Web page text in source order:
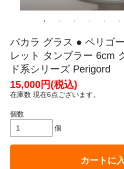
バカラ グラス ● ペリゴ
レット タンブラー 6cm
ド系シリーズ Perigord
15,000円(税込)
在庫数 現在6点ございます。
個数
個
カートに